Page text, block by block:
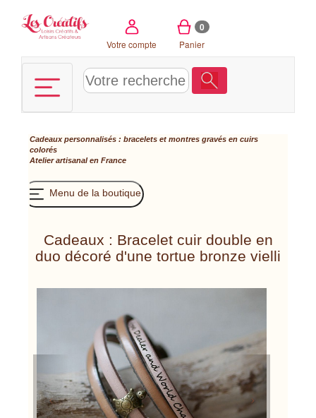
Votre compte
0
Panier
Cadeaux personnalisés : bracelets et montres gravés en cuirs
colorés
Atelier artisanal en France
Menu de la boutique
Cadeaux : Bracelet cuir double en
duo décoré d'une tortue bronze vielli
Previous Next